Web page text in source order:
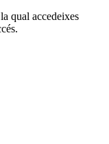
qual accedeixes